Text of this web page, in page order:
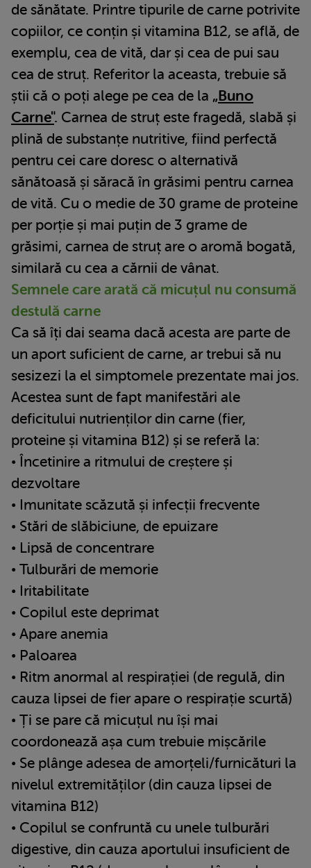
de sănătate. Printre tipurile de carne potrivite
copiilor, ce conțin și vitamina B12, se află, de
exemplu, cea de vită, dar și cea de pui sau
cea de struț. Referitor la aceasta, trebuie să
știi că o poți alege pe cea de la „Buno
Carne". Carnea de struț este fragedă, slabă și
plină de substanțe nutritive, fiind perfectă
pentru cei care doresc o alternativă
sănătoasă și săracă în grăsimi pentru carnea
de vită. Cu o medie de 30 grame de proteine
per porție și mai puțin de 3 grame de
grăsimi, carnea de struț are o aromă bogată,
similară cu cea a cărnii de vânat.
Semnele care arată că micuțul nu consumă
destulă carne
Ca să îți dai seama dacă acesta are parte de
un aport suficient de carne, ar trebui să nu
sesizezi la el simptomele prezentate mai jos.
Acestea sunt de fapt manifestări ale
deficitului nutrienților din carne (fier,
proteine și vitamina B12) și se referă la:
• Încetinire a ritmului de creștere și
dezvoltare
• Imunitate scăzută și infecții frecvente
• Stări de slăbiciune, de epuizare
• Lipsă de concentrare
• Tulburări de memorie
• Iritabilitate
• Copilul este deprimat
• Apare anemia
• Paloarea
• Ritm anormal al respirației (de regulă, din
cauza lipsei de fier apare o respirație scurtă)
• Ți se pare că micuțul nu își mai
coordonează așa cum trebuie mișcările
• Se plânge adesea de amorțeli/furnicături la
nivelul extremităților (din cauza lipsei de
vitamina B12)
• Copilul se confruntă cu unele tulburări
digestive, din cauza aportului insuficient de